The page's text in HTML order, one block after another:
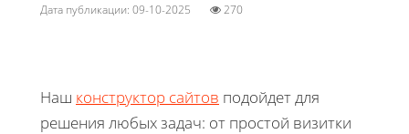
Дата публикации: 09-10-2025 270
Наш конструктор сайтов подойдет для
решения любых задач: от простой визитки